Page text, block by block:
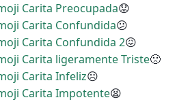
Carita Preocupada😟
Carita Confundida😕
Carita Confundida 2😖
Carita ligeramente Triste🙁
Carita Infeliz☹
Carita Impotente😫